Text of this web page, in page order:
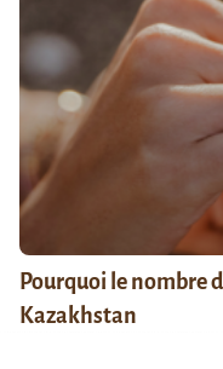
Pourquoi le nombre
Kazakhstan